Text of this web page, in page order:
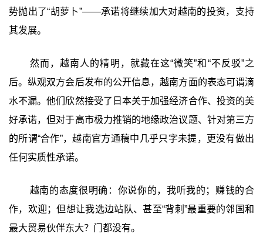
势抛出了“胡萝卜”——承诺将继续加大对越南的投资，支持
其发展。
然而，越南人的精明，就藏在这“微笑”和“不反驳”之
后。纵观双方会后发布的公开信息，越南方面的表态可谓滴
水不漏。他们欣然接受了日本关于加强经济合作、投资的美
好承诺，但对于高市极力推销的地缘政治议题、针对第三方
的所谓“合作”，越南官方通稿中几乎只字未提，更没有做出
任何实质性承诺。
越南的态度很明确：你说你的，我听我的；赚钱的合
作，欢迎；但想让我选边站队、甚至“背刺”最重要的邻国和
最大贸易伙伴东大？门都没有。